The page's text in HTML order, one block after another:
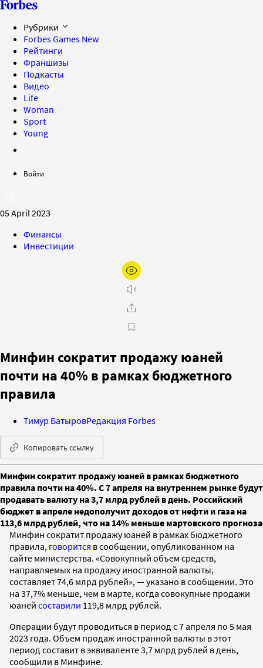
Рубрики
Forbes Games New
Рейтинги
Франшизы
Подкасты
Видео
Life
Woman
Sport
Young
Войти
05 April 2023
Финансы
Инвестиции
Минфин сократит продажу юаней
почти на 40% в рамках бюджетного
правила
Тимур БатыровРедакция Forbes
Копировать ссылку
Минфин сократит продажу юаней в рамках бюджетного
правила почти на 40%. С 7 апреля на внутреннем рынке будут
продавать валюту на 3,7 млрд рублей в день. Российский
бюджет в апреле недополучит доходов от нефти и газа на
113,6 млрд рублей, что на 14% меньше мартовского прогноза
Минфин сократит продажу юаней в рамках бюджетного
правила, говорится в сообщении, опубликованном на
сайте министерства. «Совокупный объем средств,
направляемых на продажу иностранной валюты,
составляет 74,6 млрд рублей», — указано в сообщении. Это
на 37,7% меньше, чем в марте, когда совокупные продажи
юаней составили 119,8 млрд рублей.
Операции будут проводиться в период с 7 апреля по 5 мая
2023 года. Объем продаж иностранной валюты в этот
период составит в эквиваленте 3,7 млрд рублей в день,
сообщили в Минфине.